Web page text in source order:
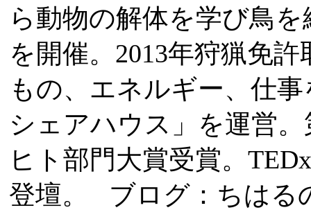
ら動物の解体を学び鳥
を開催。2013年狩猟免
もの、エネルギー、仕
シェアハウス」を運営
ヒト部門大賞受賞。
登壇。 ブログ：ちは